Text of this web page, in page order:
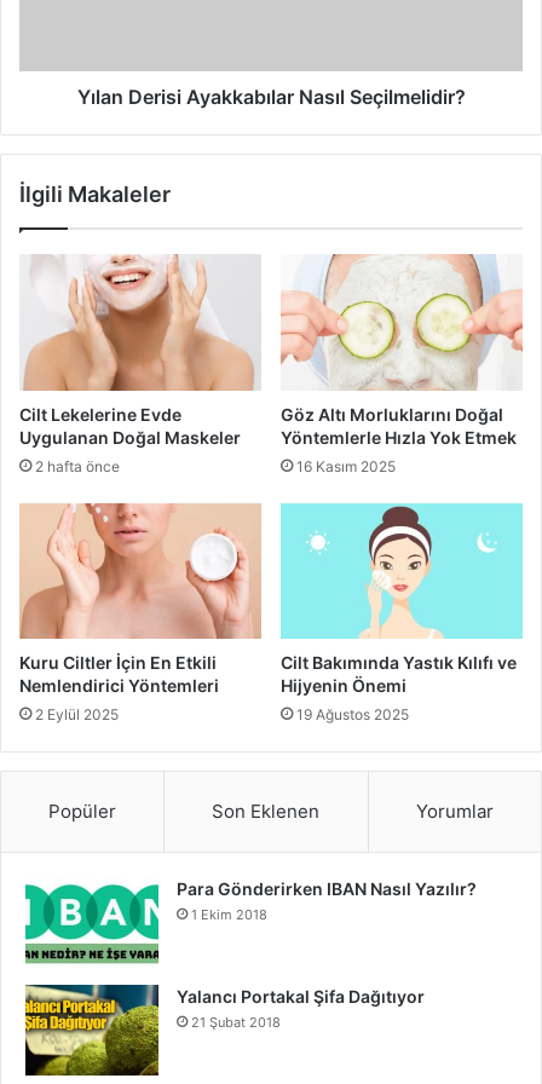
Yüz Yogası Yüz Yogası nedir?
Yılan Derisi Ayakkabılar Nasıl Seçilmelidir?
İlgili Makaleler
Cilt Lekelerine Evde
Uygulanan Doğal Maskeler
2 hafta önce
Göz Altı Morluklarını Doğal
Yöntemlerle Hızla Yok Etmek
16 Kasım 2025
Kuru Ciltler İçin En Etkili
Nemlendirici Yöntemleri
2 Eylül 2025
Cilt Bakımında Yastık Kılıfı ve
Hijyenin Önemi
19 Ağustos 2025
Popüler Son Eklenen Yorumlar
Para Gönderirken IBAN Nasıl Yazılır?
1 Ekim 2018
Yalancı Portakal Şifa Dağıtıyor
21 Şubat 2018